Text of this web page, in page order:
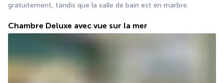
gratuitement, tandis que la salle de bain est en marbre.
Chambre Deluxe avec vue sur la mer